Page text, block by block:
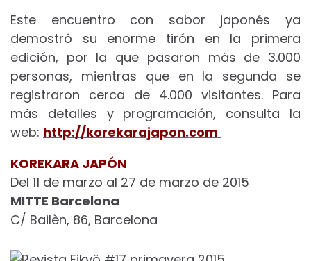
Este encuentro con sabor japonés ya
demostró su enorme tirón en la primera
edición, por la que pasaron más de 3.000
personas, mientras que en la segunda se
registraron cerca de 4.000 visitantes. Para
más detalles y programación, consulta la
web: http://korekarajapon.com
KOREKARA JAPÓN
Del 11 de marzo al 27 de marzo de 2015
MITTE Barcelona
C/ Bailèn, 86, Barcelona